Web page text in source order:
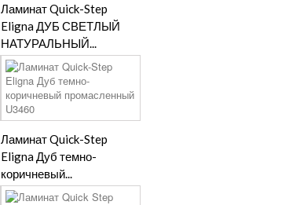
Ламинат Quick-Step
Eligna ДУБ СВЕТЛЫЙ
НАТУРАЛЬНЫЙ...
Ламинат Quick-Step
Eligna Дуб темно-
коричневый...